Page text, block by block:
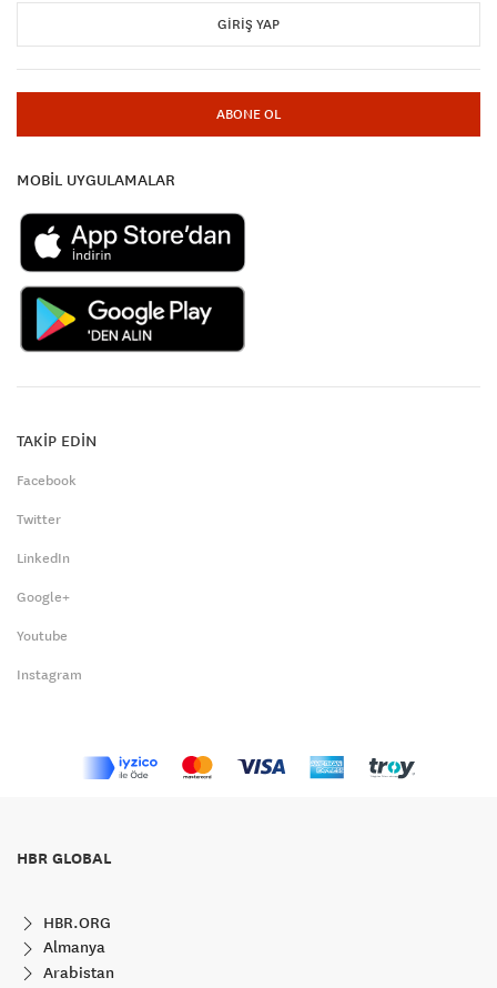
GIRIŞ YAP
ABONE OL
MOBİL UYGULAMALAR
TAKİP EDİN
Facebook
Twitter
LinkedIn
Google+
Youtube
Instagram
HBR GLOBAL
HBR.ORG
Almanya
Arabistan